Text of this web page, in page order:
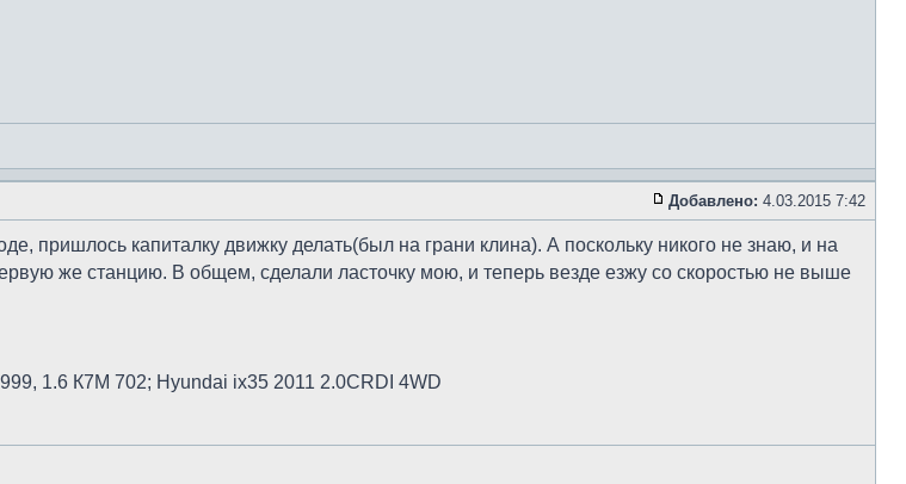
Добавлено: 4.03.2015 7:42
пришлось капиталку движку делать(был на грани клина). А поскольку никого не знаю, и на
же станцию. В общем, сделали ласточку мою, и теперь везде езжу со скоростью не выше
1.6 К7М 702; Hyundai ix35 2011 2.0CRDI 4WD